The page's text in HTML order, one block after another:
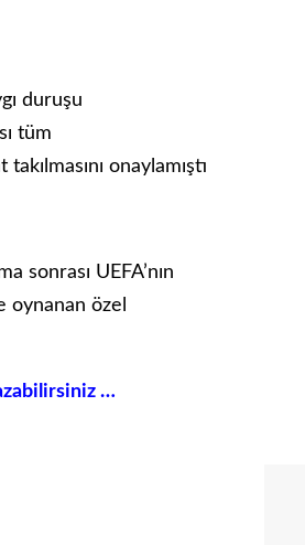
duruşu
tüm
onaylamıştı
sonrası UEFA’nın
oynanan özel
…